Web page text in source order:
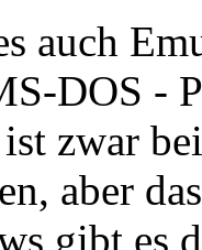
auch
DOS -
ist zwar
aber
gibt es